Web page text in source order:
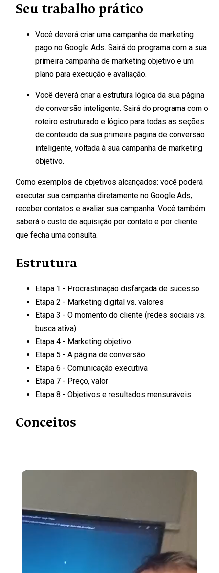
Seu trabalho prático
Você deverá criar uma campanha de marketing
pago no Google Ads. Sairá do programa com a sua
primeira campanha de marketing objetivo e um
plano para execução e avaliação.
Você deverá criar a estrutura lógica da sua página
de conversão inteligente. Sairá do programa com o
roteiro estruturado e lógico para todas as seções
de conteúdo da sua primeira página de conversão
inteligente, voltada à sua campanha de marketing
objetivo.
Como exemplos de objetivos alcançados: você poderá
executar sua campanha diretamente no Google Ads,
receber contatos e avaliar sua campanha. Você também
saberá o custo de aquisição por contato e por cliente
que fecha uma consulta.
Estrutura
Etapa 1 - Procrastinação disfarçada de sucesso
Etapa 2 - Marketing digital vs. valores
Etapa 3 - O momento do cliente (redes sociais vs.
busca ativa)
Etapa 4 - Marketing objetivo
Etapa 5 - A página de conversão
Etapa 6 - Comunicação executiva
Etapa 7 - Preço, valor
Etapa 8 - Objetivos e resultados mensuráveis
Conceitos